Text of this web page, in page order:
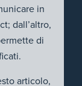
in
dall’altro,
di
articolo,